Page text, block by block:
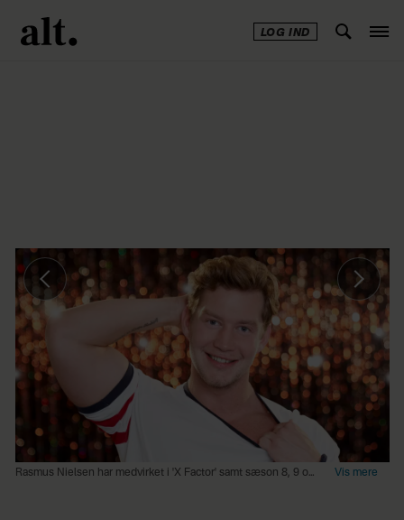
LOG IND
Rasmus Nielsen har medvirket i 'X Factor' samt sæson 8, 9 og nu 10 af 'For lækker til love'. (Foto: Viafree/Viaplay)